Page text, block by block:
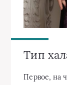
Тип
Первое, на